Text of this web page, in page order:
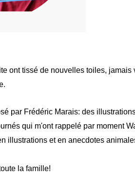
ont tissé de nouvelles toiles, jamais
par Frédéric Marais: des
qui m'ont rappelé par moment
illustrations et en anecdotes
la famille!